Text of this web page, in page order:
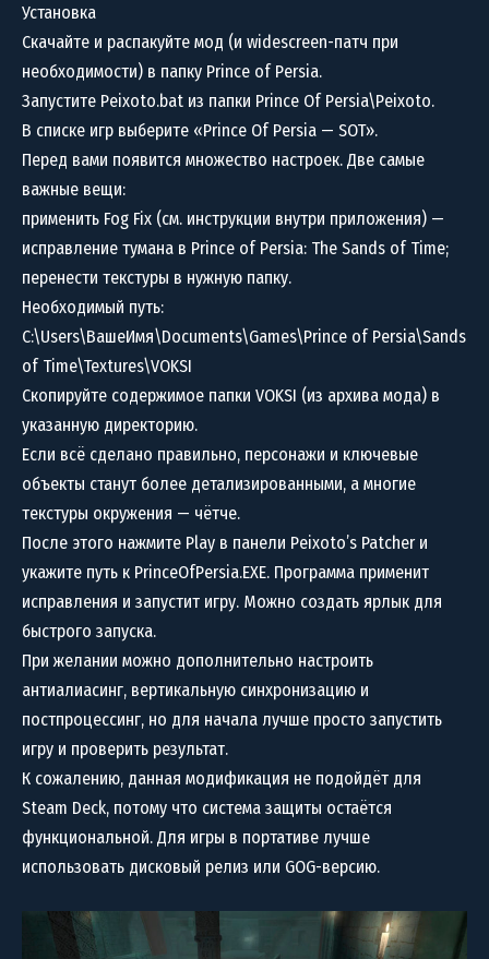
Установка
Скачайте и распакуйте мод (и widescreen-патч при
необходимости) в папку Prince of Persia.
Запустите Peixoto.bat из папки Prince Of Persia\Peixoto.
В списке игр выберите «Prince Of Persia — SOT».
Перед вами появится множество настроек. Две самые
важные вещи:
применить Fog Fix (см. инструкции внутри приложения) —
исправление тумана в Prince of Persia: The Sands of Time;
перенести текстуры в нужную папку.
Необходимый путь:
C:\Users\ВашеИмя\Documents\Games\Prince of Persia\Sands
of Time\Textures\VOKSI
Скопируйте содержимое папки VOKSI (из архива мода) в
указанную директорию.
Если всё сделано правильно, персонажи и ключевые
объекты станут более детализированными, а многие
текстуры окружения — чётче.
После этого нажмите Play в панели Peixoto’s Patcher и
укажите путь к PrinceOfPersia.EXE. Программа применит
исправления и запустит игру. Можно создать ярлык для
быстрого запуска.
При желании можно дополнительно настроить
антиалиасинг, вертикальную синхронизацию и
постпроцессинг, но для начала лучше просто запустить
игру и проверить результат.
К сожалению, данная модификация не подойдёт для
Steam Deck, потому что система защиты остаётся
функциональной. Для игры в портативе лучше
использовать дисковый релиз или GOG-версию.